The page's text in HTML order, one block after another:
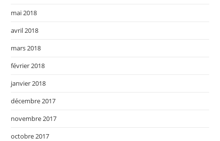
mai 2018
avril 2018
mars 2018
février 2018
janvier 2018
décembre 2017
novembre 2017
octobre 2017